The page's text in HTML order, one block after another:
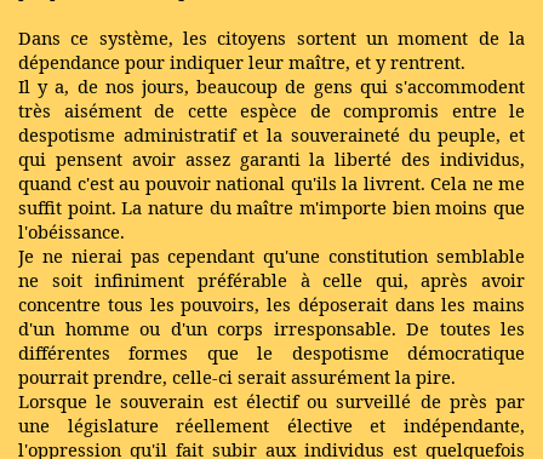
Dans ce système, les citoyens sortent un moment de la
dépendance pour indiquer leur maître, et y rentrent.
Il y a, de nos jours, beaucoup de gens qui s'accommodent
très aisément de cette espèce de compromis entre le
despotisme administratif et la souveraineté du peuple, et
qui pensent avoir assez garanti la liberté des individus,
quand c'est au pouvoir national qu'ils la livrent. Cela ne me
suffit point. La nature du maître m'importe bien moins que
l'obéissance.
Je ne nierai pas cependant qu'une constitution semblable
ne soit infiniment préférable à celle qui, après avoir
concentre tous les pouvoirs, les déposerait dans les mains
d'un homme ou d'un corps irresponsable. De toutes les
différentes formes que le despotisme démocratique
pourrait prendre, celle-ci serait assurément la pire.
Lorsque le souverain est électif ou surveillé de près par
une législature réellement élective et indépendante,
l'oppression qu'il fait subir aux individus est quelquefois